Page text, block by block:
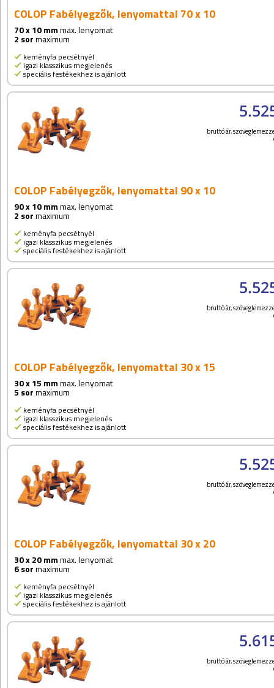
COLOP Fabélyegzők, lenyomattal 70 x 10
70 x 10 mmmax. lenyomat
2 sormaximum
keményfa pecsétnyél
igazi klasszikus megjelenés
speciális festékekhez is ajánlott
bruttó ár,
COLOP Fabélyegzők, lenyomattal 90 x 10
90 x 10 mmmax. lenyomat
2 sormaximum
keményfa pecsétnyél
igazi klasszikus megjelenés
speciális festékekhez is ajánlott
bruttó ár,
COLOP Fabélyegzők, lenyomattal 30 x 15
30 x 15 mmmax. lenyomat
5 sormaximum
keményfa pecsétnyél
igazi klasszikus megjelenés
speciális festékekhez is ajánlott
bruttó ár,
COLOP Fabélyegzők, lenyomattal 30 x 20
30 x 20 mmmax. lenyomat
6 sormaximum
keményfa pecsétnyél
igazi klasszikus megjelenés
speciális festékekhez is ajánlott
bruttó ár,